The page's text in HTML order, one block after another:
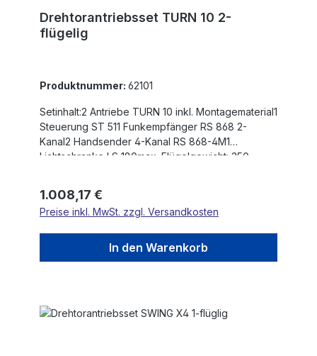
Drehtorantriebsset TURN 10 2-
flügelig
Produktnummer: 62101
Setinhalt:2 Antriebe TURN 10 inkl. Montagematerial1
Steuerung ST 511 Funkempfänger RS 868 2-
Kanal2 Handsender 4-Kanal RS 868-4M1
Lichtschranke LS 180max. Flügelgewicht: 350
20/TagSelbsthemmender AntriebKraftregulierung
über Steuerung230V AC-MotorHohes
DrehmomentSehr leiser BetriebSanftstopp in
Kombination mit Steuerung ST51Die max.
Flügelbreite ist für winddurchlässige Füllungen und
Regulärer Preis:
1.008,17 €
Preise inkl. MwSt. zzgl. Versandkosten
In den Warenkorb